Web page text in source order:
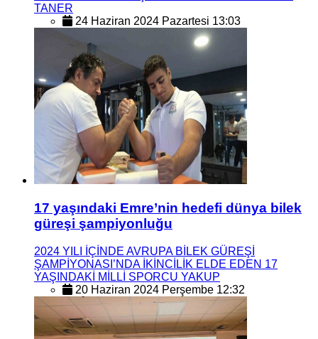
TANER
24 Haziran 2024 Pazartesi 13:03
17 yaşındaki Emre’nin hedefi dünya bilek
güreşi şampiyonluğu
2024 YILI İÇİNDE AVRUPA BİLEK GÜREŞİ
ŞAMPİYONASI’NDA İKİNCİLİK ELDE EDEN 17
YAŞINDAKİ MİLLİ SPORCU YAKUP
20 Haziran 2024 Perşembe 12:32